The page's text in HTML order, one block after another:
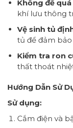
Không để
khí lưu thông
Vệ sinh tủ
tủ để đảm bảo
Kiểm tra ron
thất thoát
Hướng Dẫn Sử
Sử dụng:
Cắm điện và